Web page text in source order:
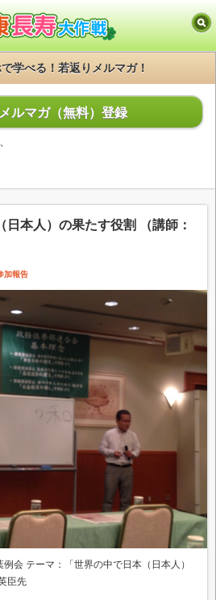
学べる！若返りメルマガ！
ルマガ（無料）登録
日本人）の果たす役割 （講師：
加報告
会 テーマ：「世界の中で日本（日本人）
臣先